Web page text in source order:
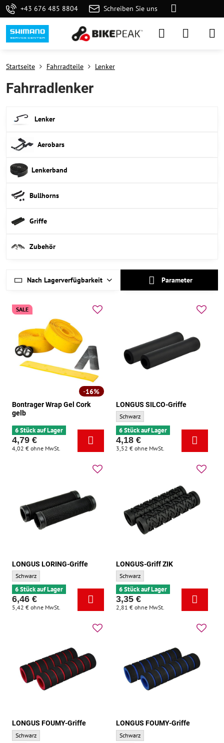
+43 676 485 8804 Schreiben Sie uns
Startseite Fahrradteile Lenker
Fahrradlenker
Lenker
Aerobars
Lenkerband
Bullhorns
Griffe
Zubehör
Nach Lagerverfügbarkeit Parameter
16%
SALE
Bontrager Wrap Gel Cork
gelb
6 Stück auf Lager
4,79 €
4,02 € ohne MwSt.
LONGUS SILCO-Griffe
LONGUS SILCO-Griffe - Grundfarbe:
Schwarz
6 Stück auf Lager
4,18 €
3,52 € ohne MwSt.
LONGUS LORING-Griffe
LONGUS LORING-Griffe - Grundfarbe:
Schwarz
6 Stück auf Lager
6,46 €
5,42 € ohne MwSt.
LONGUS-Griff ZIK
LONGUS-Griff ZIK - Grundfarbe:
Schwarz
6 Stück auf Lager
3,35 €
2,81 € ohne MwSt.
LONGUS FOUMY-Griffe
LONGUS FOUMY-Griffe - Grundfarbe:
Schwarz
LONGUS FOUMY-Griffe
LONGUS FOUMY-Griffe - Grundfarbe:
Schwarz